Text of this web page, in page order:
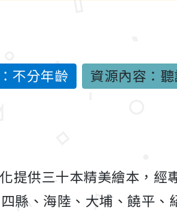
不分年齡
資源內容：
提供三十本精美繪本，經
縣、海陸、大埔、饒平、